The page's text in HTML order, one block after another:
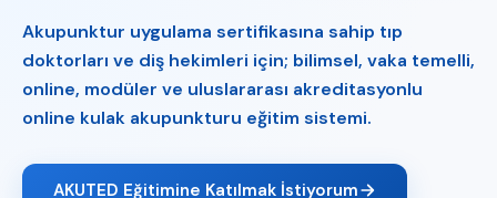
Akupunktur uygulama sertifikasına sahip tıp
doktorları ve diş hekimleri için; bilimsel, vaka temelli,
online, modüler ve uluslararası akreditasyonlu
online kulak akupunkturu eğitim sistemi.
AKUTED Eğitimine Katılmak İstiyorum